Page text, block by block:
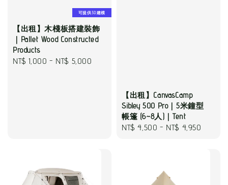
可提供3D建模
【出租】木棧板搭建裝飾
｜Pallet Wood Constructed
Products
Regular
NT$ 1,000 - NT$ 5,000
【出租】CanvasCamp
Sibley 500 Pro｜5米鐘型
帳篷 (6~8人)｜Tent
Regular
NT$ 4,500 - NT$ 4,950